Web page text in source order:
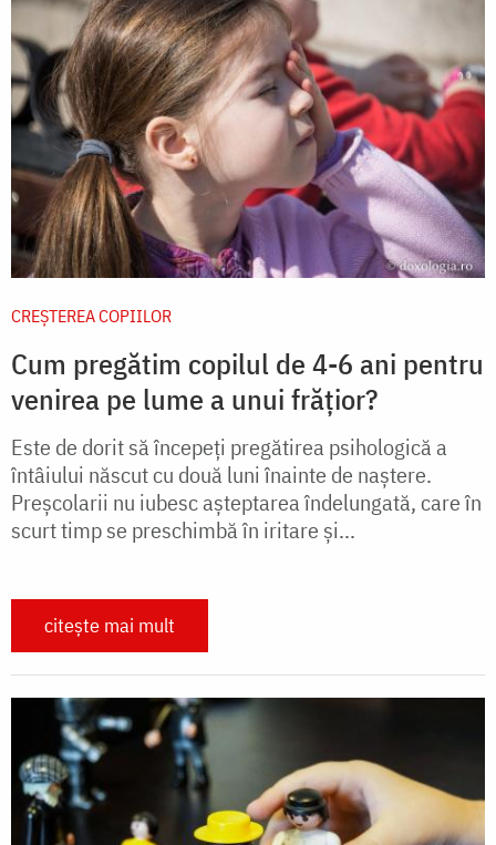
CREŞTEREA COPIILOR
Cum pregătim copilul de 4-6 ani pentru
venirea pe lume a unui frățior?
Este de dorit să începeţi pregătirea psihologică a
întâiului născut cu două luni înainte de naştere.
Preşcolarii nu iubesc aşteptarea îndelungată, care în
scurt timp se preschimbă în iritare şi...
citește mai mult